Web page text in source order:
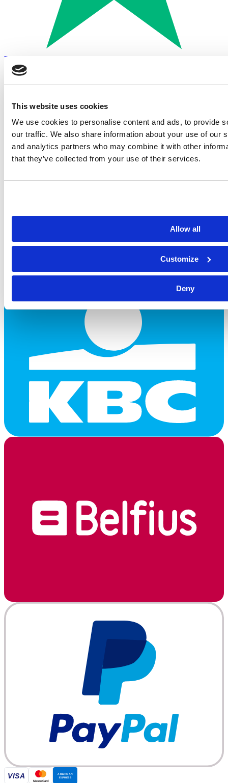
This website uses cookies
We use cookies to personalise content and ads, to provide
our traffic. We also share information about your use of our
and analytics partners who may combine it with other
that they’ve collected from your use of their services.
Allow all
Customize
Deny
Trustpilot
Betalen met: